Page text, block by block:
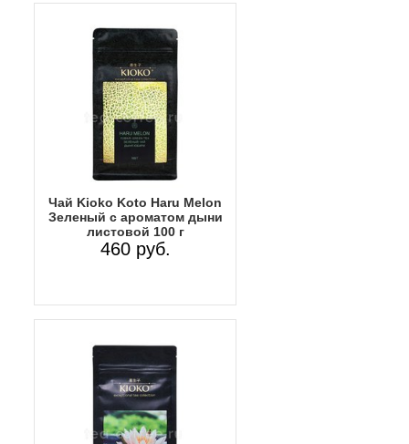
Чай Kioko Koto Haru Melon
Зеленый с ароматом дыни
листовой 100 г
460 руб.